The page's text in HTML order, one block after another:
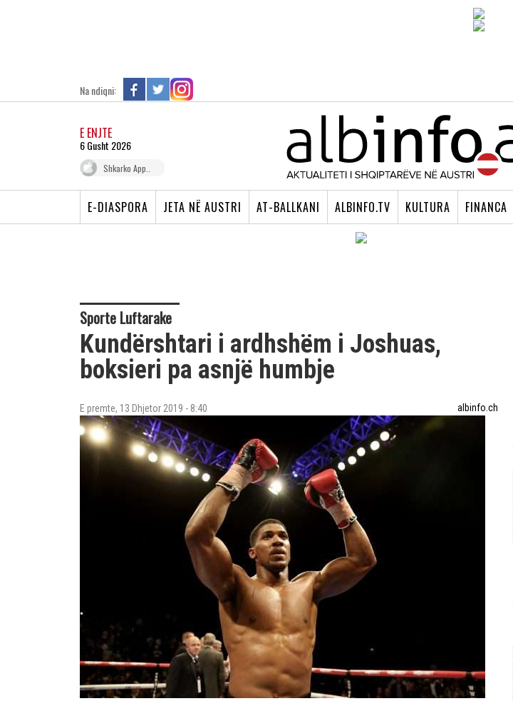
Na ndiqni:
E ENJTE
6 Gusht 2026
Shkarko App..
E-DIASPORA JETA NË AUSTRI AT-BALLKANI ALBINFO.TV KULTURA FINANCA
Sporte Luftarake
Kundërshtari i ardhshëm i Joshuas,
boksieri pa asnjë humbje
E premte, 13 Dhjetor 2019 - 8:40 albinfo.ch